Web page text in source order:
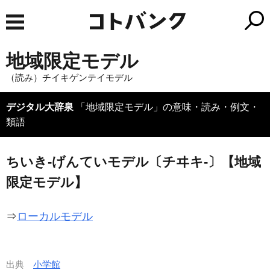
地域限定モデル
（読み）チイキゲンテイモデル
デジタル大辞泉 「地域限定モデル」の意味・読み・例文・
類語
ちいき‐げんていモデル〔チヰキ‐〕【地域
限定モデル】
⇒ ローカルモデル
出典 小学館